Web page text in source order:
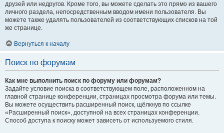
друзей или недругов. Кроме того, вы можете сделать это прямо из вашего
личного раздела, непосредственным вводом имени пользователя. Вы
можете также удалять пользователей из соответствующих списков на той
же странице.
Вернуться к началу
Поиск по форумам
Как мне выполнить поиск по форуму или форумам?
Задайте условие поиска в соответствующем поле, расположенном на
главной странице конференции, страницах просмотра форума или темы.
Вы можете осуществить расширенный поиск, щёлкнув по ссылке
«Расширенный поиск», доступной на всех страницах конференции.
Способ доступа к поиску может зависеть от используемого стиля.